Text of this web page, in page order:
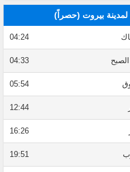
بيروت (حصراً)
04:24
04:33
05:54
12:44
16:26
19:51